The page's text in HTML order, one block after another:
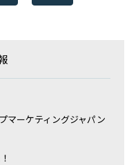
マーケティングジャパン